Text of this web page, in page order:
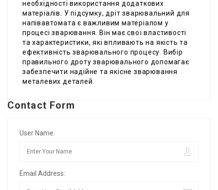
необхідності використання додаткових
матеріалів. У підсумку, дріт зварювальний для
напівавтомата є важливим матеріалом у
процесі зварювання. Він має свої властивості
та характеристики, які впливають на якість та
ефективність зварювального процесу. Вибір
правильного дроту зварювального допомагає
забезпечити надійне та якісне зварювання
металевих деталей.
Contact Form
User Name:
Email Address: